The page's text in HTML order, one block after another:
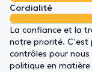
Cordialité
La confiance et la
notre priorité.
contrôles pour
politique en matière